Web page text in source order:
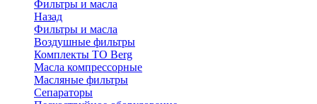
Фильтры и масла
Назад
Фильтры и масла
Воздушные фильтры
Комплекты ТО Berg
Масла компрессорные
Масляные фильтры
Сепараторы